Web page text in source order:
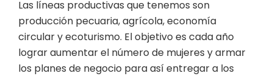
Las líneas productivas que tenemos son
producción pecuaria, agrícola, economía
circular y ecoturismo. El objetivo es cada año
lograr aumentar el número de mujeres y armar
los planes de negocio para así entregar a los